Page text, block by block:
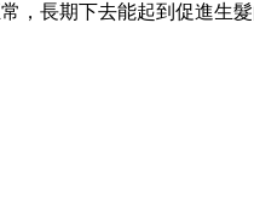
，長期下去能起到促進生髮